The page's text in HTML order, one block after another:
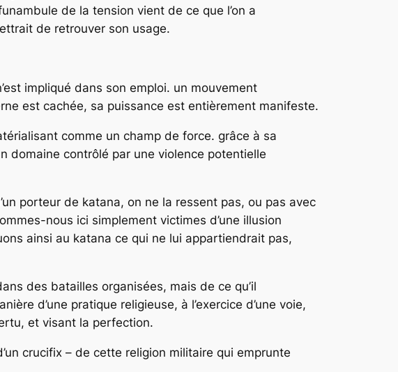
de la tension vient de ce que l’on a
de retrouver son usage.
impliqué dans son emploi. un mouvement
est cachée, sa puissance est entièrement manifeste.
comme un champ de force. grâce à sa
domaine contrôlé par une violence potentielle
porteur de katana, on ne la ressent pas, ou pas avec
nous ici simplement victimes d’une illusion
ainsi au katana ce qui ne lui appartiendrait pas,
des batailles organisées, mais de ce qu’il
d’une pratique religieuse, à l’exercice d’une voie,
et visant la perfection.
crucifix – de cette religion militaire qui emprunte